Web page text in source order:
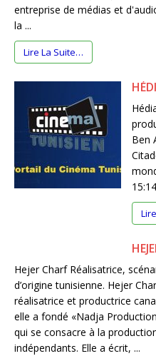
entreprise de médias et
la ...
Lire La Suite…
Ben
Hejer Charf Réalisatrice,
d’origine tunisienne. Hejer
réalisatrice et productrice
elle a fondé «Nadja
qui se consacre à la
indépendants. Elle a écrit, ...